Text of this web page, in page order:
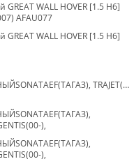
WALL HOVER [1.5 H6]
AFAU077
WALL HOVER [1.5 H6]
ФИЛЬТР ВОЗДУШНЫЙSONATAEF(ТАГАЗ), TRAJET(00-06), MAGENTIS(00-),
),
),